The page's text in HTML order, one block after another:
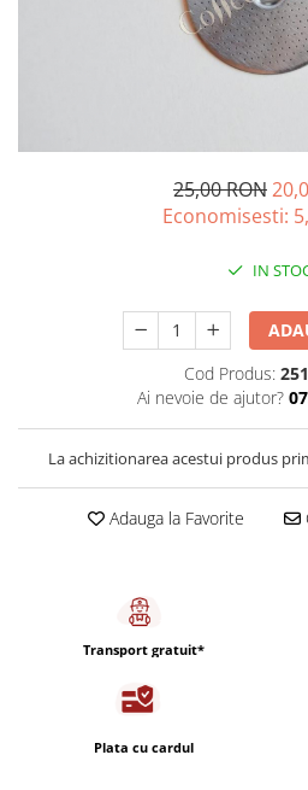
Cafea boabe Vergnano
Cafea boabe verde
Alte branduri cafea
Cafea de specialitate
Cafea Columbia
Cafea Brazilia
Cafea Guatemala
Cafea Rwanda
Cafea Instant
Sistem de zahar si paleta
25,00 RON
Economisesti:
IN
Cod Produs:
Ai nevoie de ajutor?
La achizitionarea acestui produs
Adauga la Favorite
Transport gratuit*
Plata cu cardul